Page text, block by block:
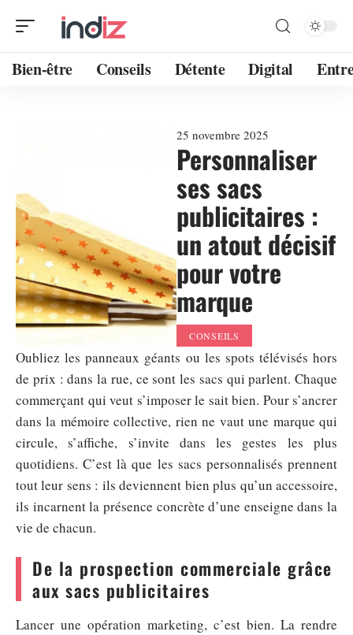
Bien-être Conseils Détente Digital
25 novembre 2025
Personnaliser
ses sacs
publicitaires :
un atout décisif
pour votre
marque
CONSEILS
Oubliez les panneaux géants ou les spots télévisés hors
de prix : dans la rue, ce sont les sacs qui parlent. Chaque
commerçant qui veut s’imposer le sait bien. Pour s’ancrer
dans la mémoire collective, rien ne vaut une marque qui
circule, s’affiche, s’invite dans les gestes les plus
quotidiens. C’est là que les sacs personnalisés prennent
tout leur sens : ils deviennent bien plus qu’un accessoire,
ils incarnent la présence concrète d’une enseigne dans la
vie de chacun.
De la prospection commerciale grâce
aux sacs publicitaires
Lancer une opération marketing, c’est bien. La rendre